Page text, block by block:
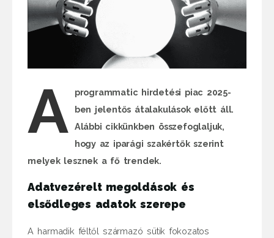
A
programmatic hirdetési piac 2025-
ben jelentős átalakulások előtt áll.
Alábbi cikkünkben összefoglaljuk,
hogy az iparági szakértők szerint
melyek lesznek a fő trendek.
Adatvezérelt megoldások és
elsődleges adatok szerepe
A harmadik féltől származó sütik fokozatos